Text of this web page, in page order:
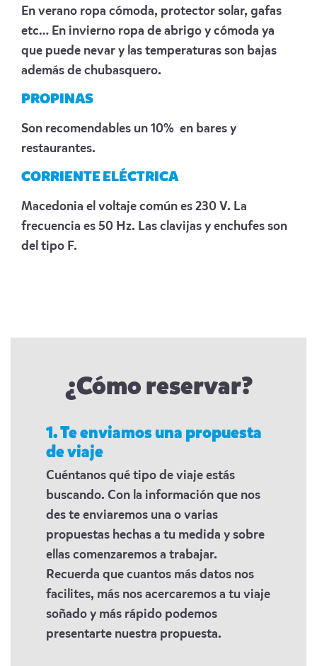
En verano ropa cómoda, protector solar, gafas
etc… En invierno ropa de abrigo y cómoda ya
que puede nevar y las temperaturas son bajas
además de chubasquero.
PROPINAS
Son recomendables un 10% en bares y
restaurantes.
CORRIENTE ELÉCTRICA
Macedonia el voltaje común es 230 V. La
frecuencia es 50 Hz. Las clavijas y enchufes son
del tipo F.
¿Cómo reservar?
1. Te enviamos una propuesta
de viaje
Cuéntanos qué tipo de viaje estás
buscando. Con la información que nos
des te enviaremos una o varias
propuestas hechas a tu medida y sobre
ellas comenzaremos a trabajar.
Recuerda que cuantos más datos nos
facilites, más nos acercaremos a tu viaje
soñado y más rápido podemos
presentarte nuestra propuesta.